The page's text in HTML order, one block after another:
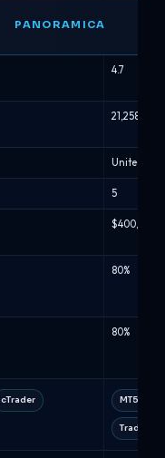
PANORAMICA
4.7
21,258
United
5
$400,000
80%
80%
cTrader MT5